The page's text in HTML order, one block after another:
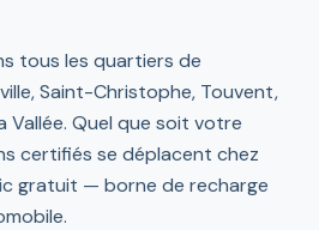
tous les quartiers de
Saint-Christophe, Touvent,
Vallée. Quel que soit votre
certifiés se déplacent chez
gratuit — borne de recharge